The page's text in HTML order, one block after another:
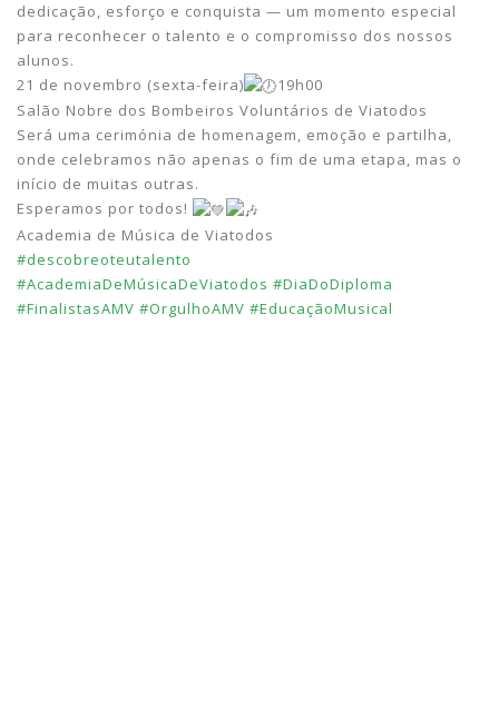
dedicação, esforço e conquista — um momento especial
para reconhecer o talento e o compromisso dos nossos
alunos.
21 de novembro (sexta-feira)
19h00
Salão Nobre dos Bombeiros Voluntários de Viatodos
Será uma cerimónia de homenagem, emoção e partilha,
onde celebramos não apenas o fim de uma etapa, mas o
início de muitas outras.
Esperamos por todos!
Academia de Música de Viatodos
#descobreoteutalento
#AcademiaDeMúsicaDeViatodos #DiaDoDiploma
#FinalistasAMV #OrgulhoAMV #EducaçãoMusical